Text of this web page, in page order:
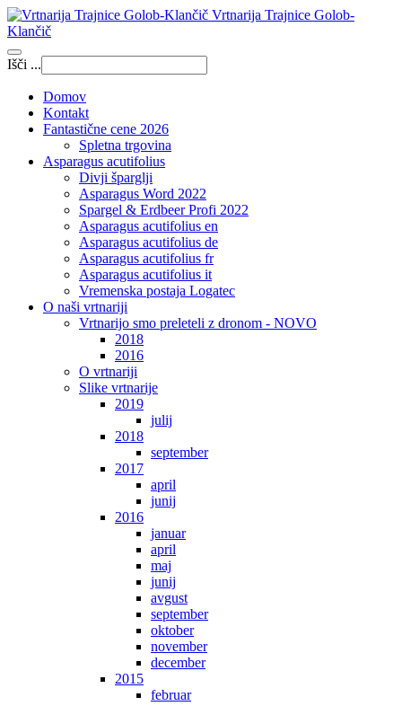
Vrtnarija Trajnice Golob-
Klančič
Išči ...
Domov
Kontakt
Fantastične cene 2026
Spletna trgovina
Asparagus acutifolius
Divji šparglji
Asparagus Word 2022
Spargel & Erdbeer Profi 2022
Asparagus acutifolius en
Asparagus acutifolius de
Asparagus acutifolius fr
Asparagus acutifolius it
Vremenska postaja Logatec
O naši vrtnariji
Vrtnarijo smo preleteli z dronom - NOVO
2018
2016
O vrtnariji
Slike vrtnarije
2019
julij
2018
september
2017
april
junij
2016
januar
april
maj
junij
avgust
september
oktober
november
december
2015
februar